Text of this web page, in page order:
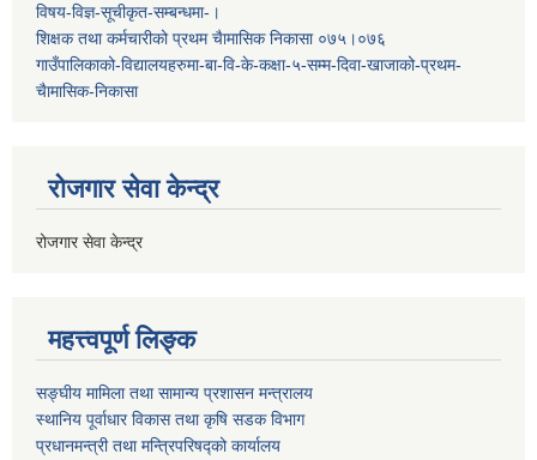
विषय-विज्ञ-सूचीकृत-सम्बन्धमा-।
शिक्षक तथा कर्मचारीको प्रथम च‌ैामासिक निकासा ०७५।०७६
गाउँपालिकाको-विद्यालयहरुमा-बा-वि-के-कक्षा-५-सम्म-दिवा-खाजाको-प्रथम-
चैामासिक-निकासा
रोजगार सेवा केन्द्र
रोजगार सेवा केन्द्र
महत्त्वपूर्ण लिङ्क
सङ्घीय मामिला तथा सामान्य प्रशासन मन्त्रालय
स्थानिय पूर्वाधार विकास तथा कृषि सडक विभाग
प्रधानमन्त्री तथा मन्त्रिपरिषद्को कार्यालय